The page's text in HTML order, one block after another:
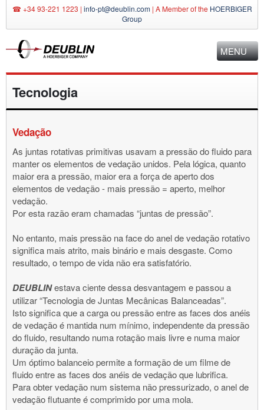
☎ +34 93-221 1223 | info-pt@deublin.com | A Member of the HOERBIGER
Group
MENU
Tecnologia
Vedação
As juntas rotativas primitivas usavam a pressão do fluido para
manter os elementos de vedação unidos. Pela lógica, quanto
maior era a pressão, maior era a força de aperto dos
elementos de vedação - mais pressão = aperto, melhor
vedação.
Por esta razão eram chamadas “juntas de pressão”.
No entanto, mais pressão na face do anel de vedação rotativo
significa mais atrito, mais binário e mais desgaste. Como
resultado, o tempo de vida não era satisfatório.
DEUBLINestava ciente dessa desvantagem e passou a
utilizar “Tecnologia de Juntas Mecânicas Balanceadas”.
Isto significa que a carga ou pressão entre as faces dos anéis
de vedação é mantida num mínimo, independente da pressão
do fluido, resultando numa rotação mais livre e numa maior
duração da junta.
Um óptimo balanceio permite a formação de um filme de
fluido entre as faces dos anéis de vedação que lubrifica.
Para obter vedação num sistema não pressurizado, o anel de
vedação flutuante é comprimido por uma mola.